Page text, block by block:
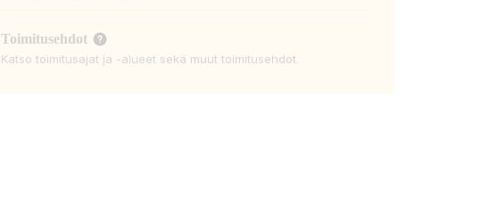
Toimitusehdot
Katso toimitusajat ja -alueet sekä muut toimitusehdot.